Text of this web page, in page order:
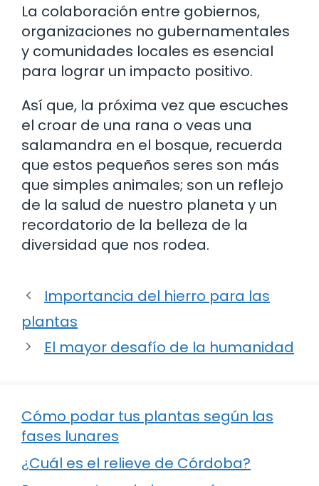
La colaboración entre gobiernos,
organizaciones no gubernamentales
y comunidades locales es esencial
para lograr un impacto positivo.
Así que, la próxima vez que escuches
el croar de una rana o veas una
salamandra en el bosque, recuerda
que estos pequeños seres son más
que simples animales; son un reflejo
de la salud de nuestro planeta y un
recordatorio de la belleza de la
diversidad que nos rodea.
Importancia del hierro para las
plantas
El mayor desafío de la humanidad
Cómo podar tus plantas según las
fases lunares
¿Cuál es el relieve de Córdoba?